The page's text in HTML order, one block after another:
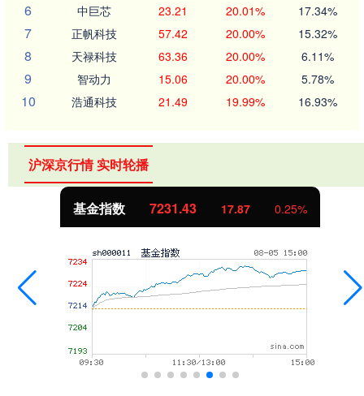
6 中巨芯 23.21 20.01% 17.34%
7 正帆科技 57.42 20.00% 15.32%
8 天禄科技 63.36 20.00% 6.11%
9 智动力 15.06 20.00% 5.78%
10 浩通科技 21.49 19.99% 16.93%
沪深京行情 实时轮播
基金指数 7231.43 17.87 0.25%